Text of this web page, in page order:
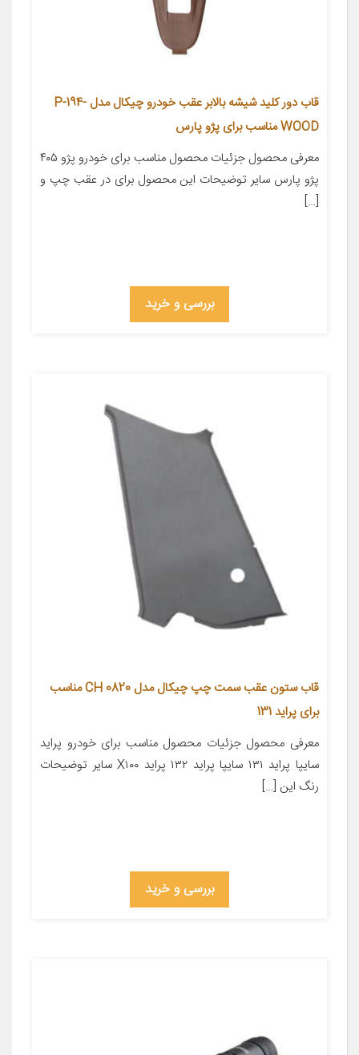
قاب دور کلید شیشه بالابر عقب خودرو چیکال مدل P-194-
WOOD مناسب برای پژو پارس
معرفی محصول جزئیات محصول مناسب برای خودرو پژو ۴۰۵
پژو پارس سایر توضیحات این محصول برای در عقب چپ و
[…]
بررسی و خرید
قاب ستون عقب سمت چپ چیکال مدل CH 0820 مناسب
برای پراید 131
معرفی محصول جزئیات محصول مناسب برای خودرو پراید
سایپا پراید ۱۳۱ سایپا پراید ۱۳۲ پراید X۱۰۰ سایر توضیحات
رنگ این […]
بررسی و خرید